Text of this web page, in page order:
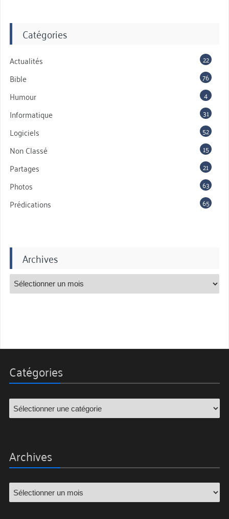
Catégories
Actualités 22
Bible 76
Humour 4
Informatique 31
Logiciels 52
Non Classé 15
Partages 21
Photos 63
Prédications 65
Archives
Catégories
Archives